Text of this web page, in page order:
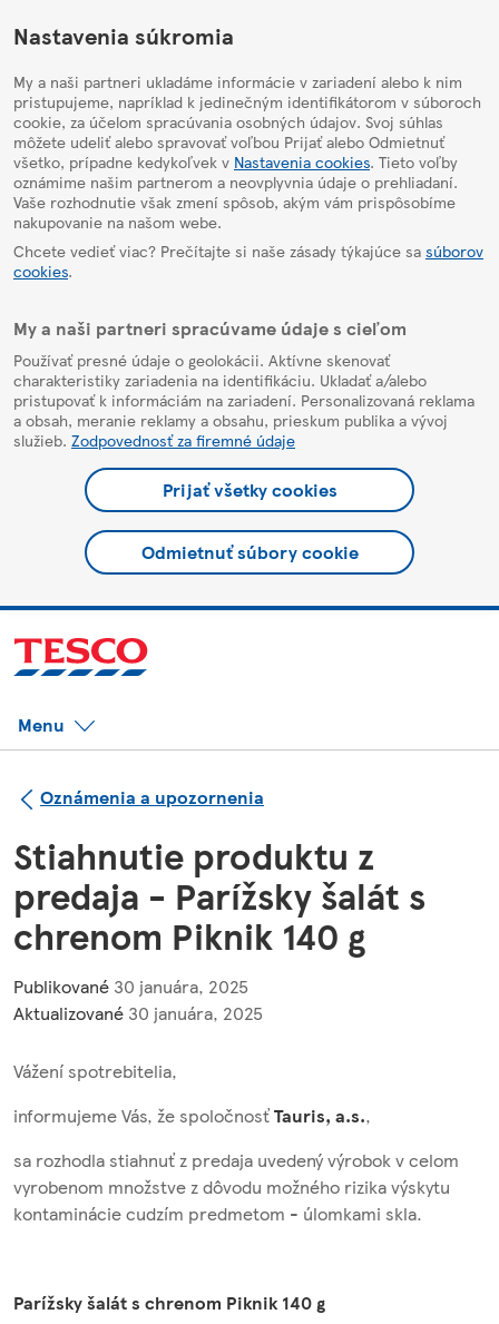
HelpPage
Nastavenia súkromia
My a naši partneri ukladáme informácie v zariadení alebo k nim
pristupujeme, napríklad k jedinečným identifikátorom v súboroch
cookie, za účelom spracúvania osobných údajov. Svoj súhlas
môžete udeliť alebo spravovať voľbou Prijať alebo Odmietnuť
všetko, prípadne kedykoľvek v Nastavenia cookies. Tieto voľby
oznámime našim partnerom a neovplyvnia údaje o prehliadaní.
Vaše rozhodnutie však zmení spôsob, akým vám prispôsobíme
nakupovanie na našom webe.
Chcete vedieť viac? Prečítajte si naše zásady týkajúce sa súborov
cookies.
My a naši partneri spracúvame údaje s cieľom
Používať presné údaje o geolokácii. Aktívne skenovať
charakteristiky zariadenia na identifikáciu. Ukladať a/alebo
pristupovať k informáciám na zariadení. Personalizovaná reklama
a obsah, meranie reklamy a obsahu, prieskum publika a vývoj
služieb. Zodpovednosť za firemné údaje
Prijať všetky cookies
Odmietnuť súbory cookie
Menu
Oznámenia a upozornenia
Stiahnutie produktu z
predaja - Parížsky šalát s
chrenom Piknik 140 g
Publikované 30 januára, 2025
Aktualizované 30 januára, 2025
Vážení spotrebitelia,
informujeme Vás, že spoločnosťTauris, a.s.,
sa rozhodla stiahnuť z predaja uvedený výrobok v celom
vyrobenom množstve z dôvodu možného rizika výskytu
kontaminácie cudzím predmetom - úlomkami skla.
Parížsky šalát s chrenom Piknik 140 g